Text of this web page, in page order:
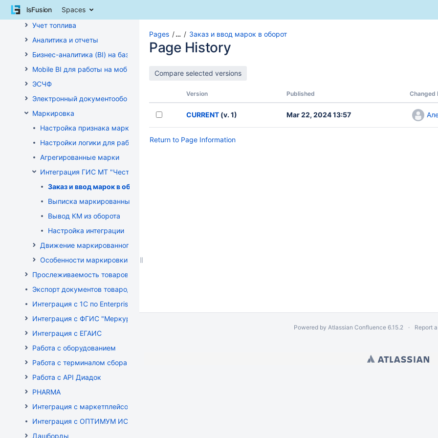
Skip
breadcrumbs
lsFusion Spaces
Управление взаиморасчетами
Учет топлива
Аналитика и отчеты
Бизнес-аналитика (BI) на базе OLAP DRUID
Mobile BI для работы на мобильных устройствах
ЭСЧФ
Электронный документооборот (РБ)
Маркировка
Настройка признака маркировки для товаров
Настройки логики для работы с маркированным товаром
Агрегированные марки
Интеграция ГИС МТ "Честный знак" (РФ)
Заказ и ввод марок в оборот
Выписка маркированных товаров
Вывод КМ из оборота
Настройка интеграции
Движение маркированного товара
Особенности маркировки РБ
Прослеживаемость товаров
Экспорт документов товародвижения
Интеграция с 1С по EnterpriseData
Интеграция с ФГИС "Меркурий"
Интеграция с ЕГАИС
Работа с оборудованием
Работа с терминалом сбора данных (ТСД)
Работа с API Диадок
PHARMA
Интеграция с маркетплейсом Wildberries
Интеграция с ОПТИМУМ ИСУМТ
Дашборды
Pages … Заказ и ввод марок в оборот
Page History
Version Published Changed
CURRENT (v. 1) Mar 22, 2024 13:57
Return to Page Information
Powered by Atlassian Confluence 6.15.2 Report